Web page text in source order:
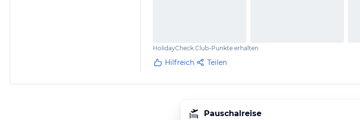
HolidayCheck Club-Punkte erhalten
Hilfreich Teilen
Pauschalreise